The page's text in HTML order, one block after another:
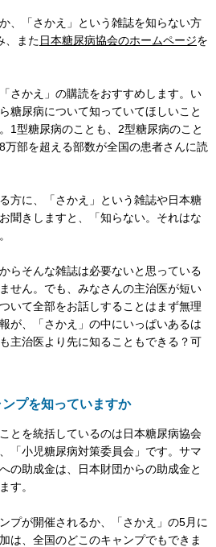
、「さかえ」という雑誌を知らない方
、また日本糖尿病協会のホームページを
さかえ」の購読をおすすめします。い
糖尿病について知っていてほしいこと
1型糖尿病のことも、2型糖尿病のこと
万部を超える部数が全国の患者さんに読
方に、「さかえ」という雑誌や日本糖
聞きしますと、「知らない。それはな
らそんな雑誌は必要ないと思っている
せん。でも、みなさんの主治医が短い
いて全部をお話しすることはまず無理
が、「さかえ」の中にいっぱいあるは
主治医より先に知ることもできる？可
プを知っていますか
とを統括しているのは日本糖尿病協会
「小児糖尿病対策委員会」です。サマ
の助成金は、日本財団からの助成金と
す。
プが開催されるか、「さかえ」の5月に
は、全国のどこのキャンプでもできま